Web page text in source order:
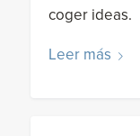
coger ideas.
Leer más